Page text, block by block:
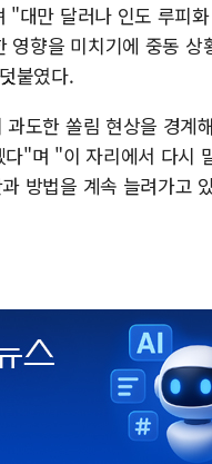
대만 달러나 인도 루피
향을 미치기에 중동 상
붙였다.
도한 쏠림 현상을 경계
"며 "이 자리에서 다시
방법을 계속 늘려가고